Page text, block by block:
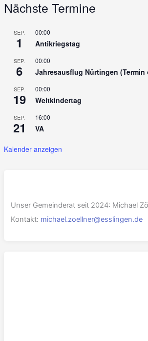
Nächste Termine
SEP.
1
00:00
Antikriegstag
SEP.
6
00:00
Jahresausflug Nürtingen (Termin
SEP.
19
00:00
Weltkindertag
SEP.
21
16:00
VA
Kalender anzeigen
Unser Gemeinderat seit 2024: Michael
Kontakt: michael.zoellner@esslingen.de